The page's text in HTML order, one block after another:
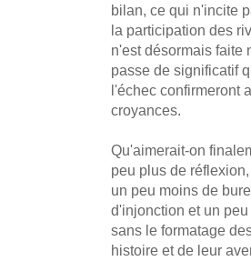
bilan, ce qui n'incite
la participation des
n'est désormais faite
passe de significatif
l'échec confirmeront
croyances.
Qu'aimerait-on
peu plus de
un peu moins de
d'injonction et un
sans le formatage
histoire et de leur